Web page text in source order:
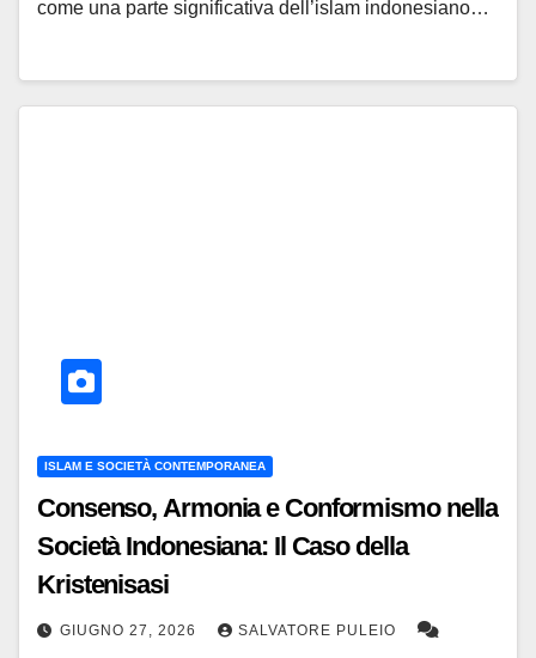
come una parte significativa dell’islam indonesiano…
ISLAM E SOCIETÀ CONTEMPORANEA
Consenso, Armonia e Conformismo nella
Società Indonesiana: Il Caso della
Kristenisasi
GIUGNO 27, 2026 SALVATORE PULEIO